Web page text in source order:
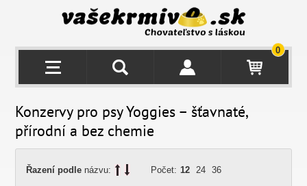
0
Konzervy pro psy Yoggies – šťavnaté,
přírodní a bez chemie
Řazení podle názvu: Počet: 12 24 36